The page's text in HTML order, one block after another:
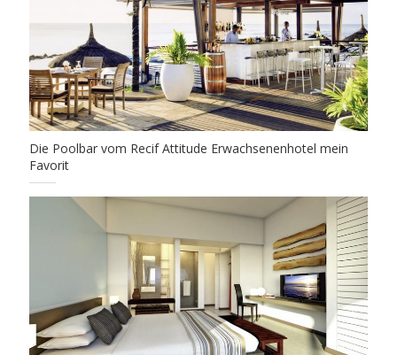
Die Poolbar vom Recif Attitude Erwachsenenhotel mein
Favorit